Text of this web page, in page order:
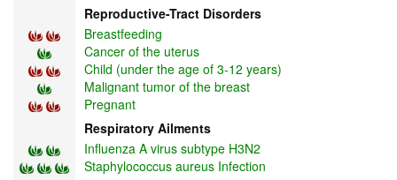
Reproductive-Tract Disorders
Breastfeeding
Cancer of the uterus
Child (under the age of 3-12 years)
Malignant tumor of the breast
Pregnant
Respiratory Ailments
Influenza A virus subtype H3N2
Staphylococcus aureus Infection